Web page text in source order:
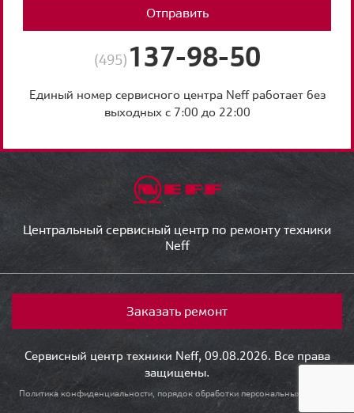
Отправить
(495) 137-98-50
Единый номер сервисного центра Neff работает без
выходных с 7:00 до 22:00
Центральный сервисный центр по ремонту техники
Neff
Заказать ремонт
Сервисный центр техники Neff, 09.08.2026. Все права
защищены.
Политика конфиденциальности, порядок обработки персональных данных